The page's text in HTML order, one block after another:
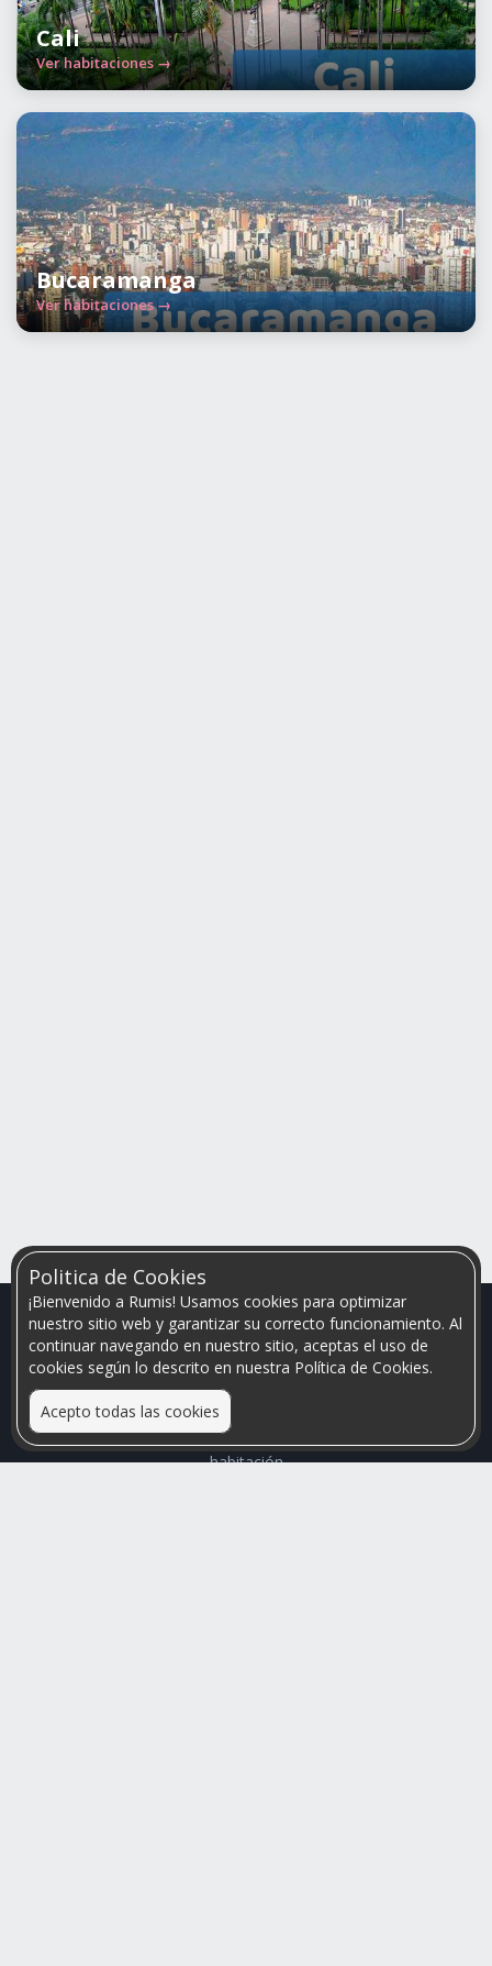
Cali
Ver habitaciones →
Bucaramanga
Ver habitaciones →
Politica de Cookies
¡Bienvenido a Rumis! Usamos cookies para optimizar
nuestro sitio web y garantizar su correcto funcionamiento. Al
continuar navegando en nuestro sitio, aceptas el uso de
cookies según lo descrito en nuestra Política de Cookies.
Acepto todas las cookies
Relacionamos personas que arriendan con las que buscan una
habitación